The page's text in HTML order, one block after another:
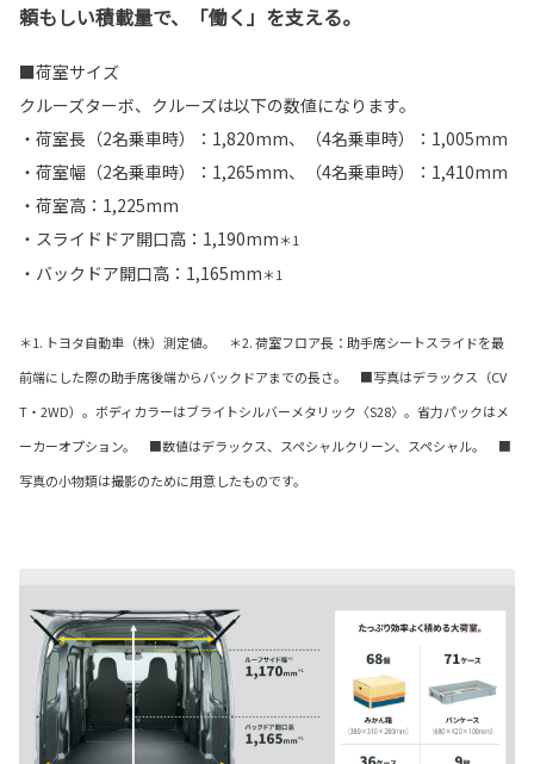
頼もしい積載量で、「働く」を支える。
■荷室サイズ
クルーズターボ、クルーズは以下の数値になります。
・荷室長（2名乗車時）：1,820mm、（4名乗車時）：1,005mm
・荷室幅（2名乗車時）：1,265mm、（4名乗車時）：1,410mm
・荷室高：1,225mm
・スライドドア開口高：1,190mm＊1
・バックドア開口高：1,165mm＊1
＊1. トヨタ自動車（株）測定値。 ＊2. 荷室フロア長：助手席シートスライドを最
前端にした際の助手席後端からバックドアまでの長さ。 ■写真はデラックス（CV
T・2WD）。ボディカラーはブライトシルバーメタリック〈S28〉。省力パックはメ
ーカーオプション。 ■数値はデラックス、スペシャルクリーン、スペシャル。 ■
写真の小物類は撮影のために用意したものです。